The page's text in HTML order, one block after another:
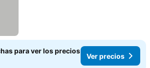
para ver los precios
Ver precios